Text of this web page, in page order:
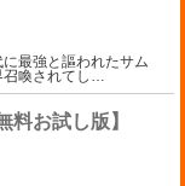
最強と謳われたサム
喚されてし
料お試し版】